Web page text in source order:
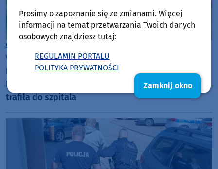
Gmina Kościerzyna
wtorek, 28 lipca 2026, 16:26
Dachowanie busa na krajowej dwudziestce w
Kłobuczynie w powiecie kościerskim. Kierująca
trafiła do szpitala
Prosimy o zapoznanie się ze zmianami. Więcej
informacji na temat przetwarzania Twoich danych
osobowych znajdziesz tutaj:
REGULAMIN PORTALU
POLITYKA PRYWATNOŚCI
Zamknij okno